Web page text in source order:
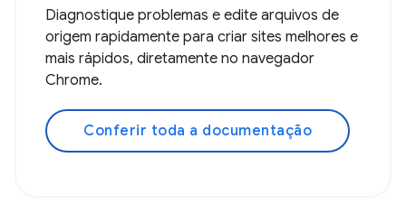
Diagnostique problemas e edite arquivos de
origem rapidamente para criar sites melhores e
mais rápidos, diretamente no navegador
Chrome.
Conferir toda a documentação